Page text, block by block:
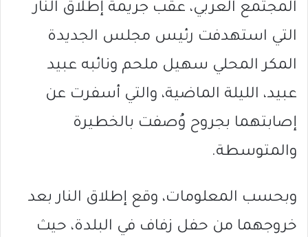
المجتمع العربي، عقب جريمة إطلاق النار
التي استهدفت رئيس مجلس الجديدة
المكرالمحلي سهيل ملحم ونائبه عبيد
عبيد، الليلة الماضية، والتي أسفرت عن
إصابتهما بجروح وُصفت بالخطيرة
والمتوسطة.
وبحسب المعلومات، وقع إطلاق النار بعد
خروجهما من حفل زفاف في البلدة، حيث